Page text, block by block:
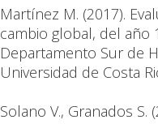
Martínez M. (2017).
cambio global, del año
Departamento Sur de
Universidad de Costa
Solano V., Granados S.